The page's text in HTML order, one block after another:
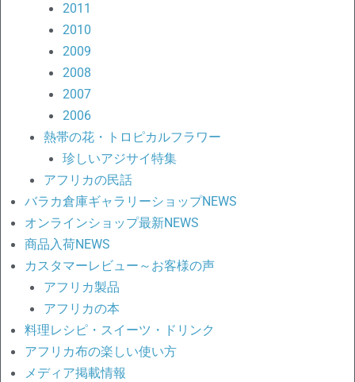
2011
2010
2009
2008
2007
2006
熱帯の花・トロピカルフラワー
珍しいアジサイ特集
アフリカの民話
バラカ倉庫ギャラリーショップNEWS
オンラインショップ最新NEWS
商品入荷NEWS
カスタマーレビュー～お客様の声
アフリカ製品
アフリカの本
料理レシピ・スイーツ・ドリンク
アフリカ布の楽しい使い方
メディア掲載情報